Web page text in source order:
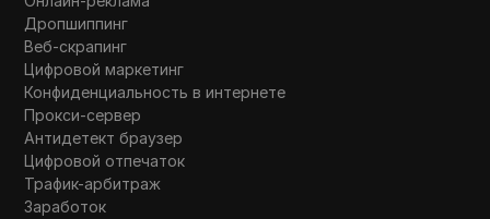
Дропшиппинг
Веб-скрапинг
Цифровой маркетинг
Конфиденциальность в интернете
Прокси-сервер
Антидетект браузер
Цифровой отпечаток
Трафик-арбитраж
Заработок